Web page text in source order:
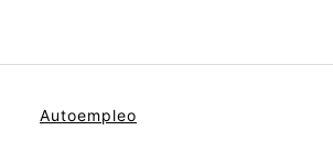
Autoempleo